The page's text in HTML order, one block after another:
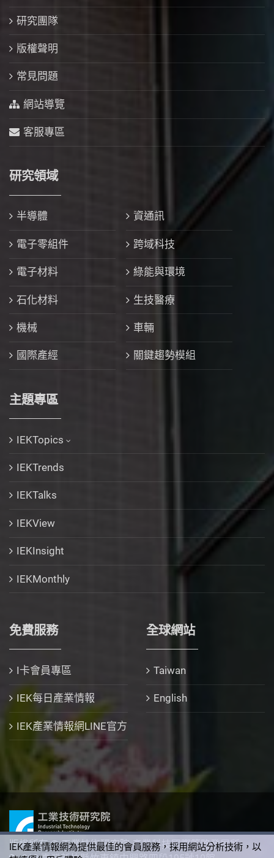
研究團隊
版權聲明
常見問題
網站導覽
客服專區
研究領域
半導體 資通訊
電子零組件 跨域科技
電子材料 綠能與環境
石化材料 生技醫療
機械 車輛
國際產經 關鍵趨勢模組
主題專區
IEKTopics
IEKTrends
IEKTalks
IEKView
IEKInsight
IEKMonthly
免費服務
I卡會員專區
IEK每日產業情報
IEK產業情報網LINE官方
全球網站
Taiwan
English
版權所有 © 工業技術研究院 產業科技國際策略發展所
IEK產業情報網為提供最佳的會員服務，採用網站分析技術，以